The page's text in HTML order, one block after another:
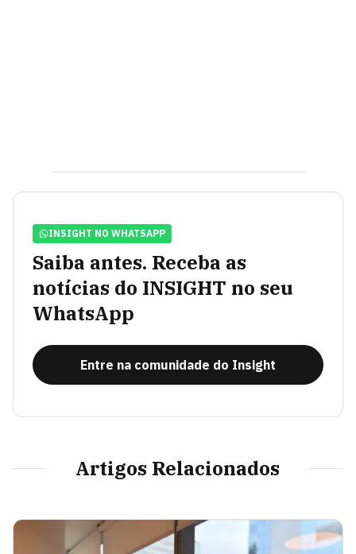
INSIGHT NO WHATSAPP
Saiba antes. Receba as
notícias do INSIGHT no seu
WhatsApp
Entre na comunidade do Insight
Artigos Relacionados